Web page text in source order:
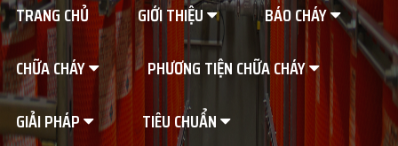
TRANG CHỦ GIỚI THIỆU
BÁO CHÁY
CHỮA CHÁY
PHƯƠNG TIỆN CHỮA CHÁY
GIẢI PHÁP
TIÊU CHUẨN